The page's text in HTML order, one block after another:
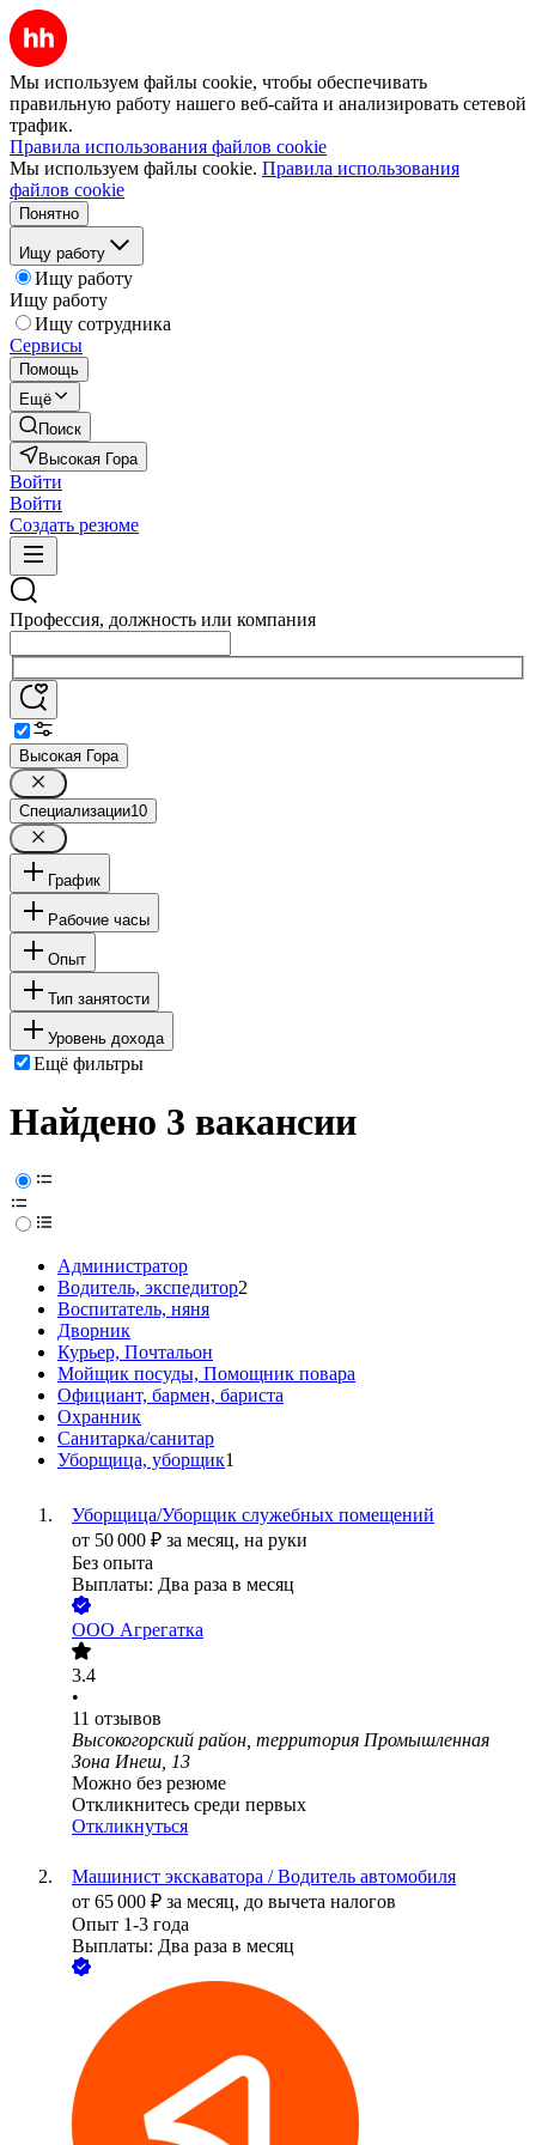
Мы используем файлы cookie, чтобы обеспечивать
правильную работу нашего веб-сайта и анализировать сетевой
трафик.
Правила использования файлов cookie
Мы используем файлы cookie. Правила использования
файлов cookie
Понятно
Ищу работу
Ищу работу
Ищу работу
Ищу сотрудника
Сервисы
Помощь
Ещё
Поиск
Высокая Гора
Войти
Войти
Создать резюме
Профессия, должность или компания
Высокая Гора
Специализации10
График
Рабочие часы
Опыт
Тип занятости
Уровень дохода
Ещё фильтры
Найдено 3 вакансии
Администратор
Водитель, экспедитор2
Воспитатель, няня
Дворник
Курьер, Почтальон
Мойщик посуды, Помощник повара
Официант, бармен, бариста
Охранник
Санитарка/санитар
Уборщица, уборщик1
Уборщица/Уборщик служебных помещений
от 50 000 ₽ за месяц, на руки
Без опыта
Выплаты: Два раза в месяц
ООО Агрегатка
3.4
•
11 отзывов
Высокогорский район, территория Промышленная
Зона Инеш, 13
Можно без резюме
Откликнитесь среди первых
Откликнуться
Машинист экскаватора / Водитель автомобиля
от 65 000 ₽ за месяц, до вычета налогов
Опыт 1-3 года
Выплаты: Два раза в месяц